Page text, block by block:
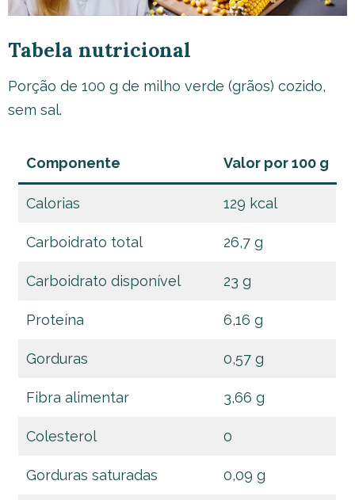
Tabela nutricional
Porção de 100 g de milho verde (grãos) cozido,
sem sal.
Componente Valor por 100 g
Calorias 129 kcal
Carboidrato total 26,7 g
Carboidrato disponível 23 g
Proteína 6,16 g
Gorduras 0,57 g
Fibra alimentar 3,66 g
Colesterol 0
Gorduras saturadas 0,09 g